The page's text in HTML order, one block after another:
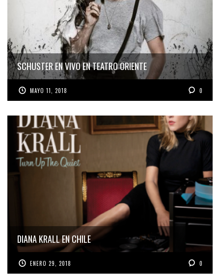
SCHUSTER EN VIVO EN TEATRO ORIENTE
MAYO 11, 2018 0
DIANA KRALL EN CHILE
ENERO 29, 2018 0